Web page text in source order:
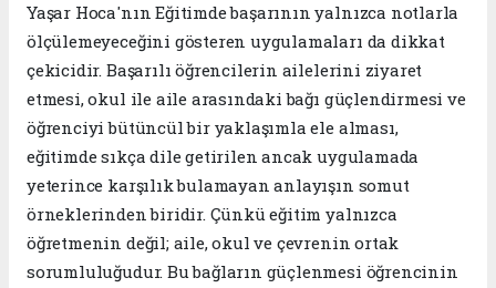
Yaşar Hoca'nın Eğitimde başarının yalnızca notlarla
ölçülemeyeceğini gösteren uygulamaları da dikkat
çekicidir. Başarılı öğrencilerin ailelerini ziyaret
etmesi, okul ile aile arasındaki bağı güçlendirmesi ve
öğrenciyi bütüncül bir yaklaşımla ele alması,
eğitimde sıkça dile getirilen ancak uygulamada
yeterince karşılık bulamayan anlayışın somut
örneklerinden biridir. Çünkü eğitim yalnızca
öğretmenin değil; aile, okul ve çevrenin ortak
sorumluluğudur. Bu bağların güçlenmesi öğrencinin